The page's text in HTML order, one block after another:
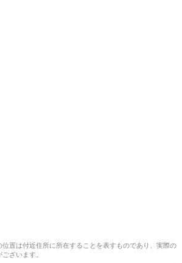
置は付近住所に所在することを表すものであり、実際の
ざいます。